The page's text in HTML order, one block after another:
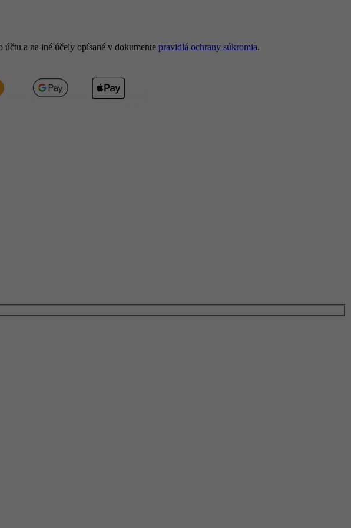
účtu a na iné účely opísané v dokumente pravidlá ochrany súkromia.